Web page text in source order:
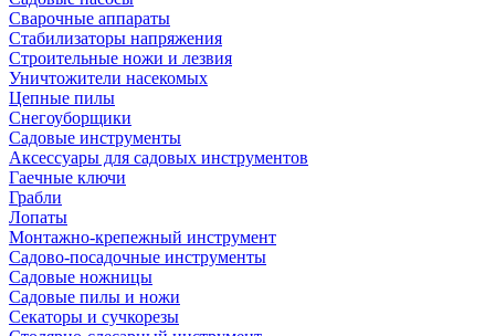
Сварочные аппараты
Стабилизаторы напряжения
Строительные ножи и лезвия
Уничтожители насекомых
Цепные пилы
Снегоуборщики
Садовые инструменты
Аксессуары для садовых инструментов
Гаечные ключи
Грабли
Лопаты
Монтажно-крепежный инструмент
Садово-посадочные инструменты
Садовые ножницы
Садовые пилы и ножи
Секаторы и сучкорезы